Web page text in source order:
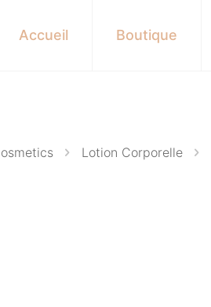
Accueil Boutique
Lotion Corporelle